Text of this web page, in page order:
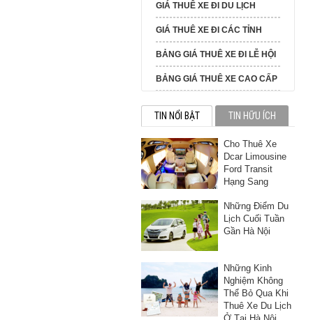
GIÁ THUÊ XE ĐI DU LỊCH
GIÁ THUÊ XE ĐI CÁC TỈNH
BẢNG GIÁ THUÊ XE ĐI LỄ HỘI
BẢNG GIÁ THUÊ XE CAO CẤP
TIN NỔI BẬT TIN HỮU ÍCH
Cho Thuê Xe
Dcar Limousine
Ford Transit
Hạng Sang
Những Điểm Du
Lịch Cuối Tuần
Gần Hà Nội
Những Kinh
Nghiệm Không
Thể Bỏ Qua Khi
Thuê Xe Du Lịch